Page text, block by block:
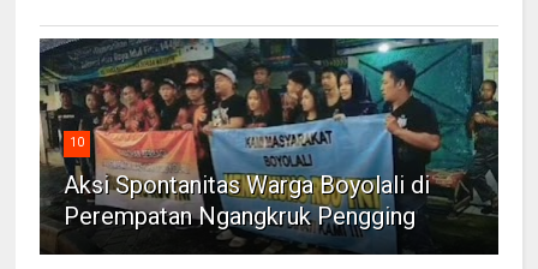
10
Aksi Spontanitas Warga Boyolali di
Perempatan Ngangkruk Pengging